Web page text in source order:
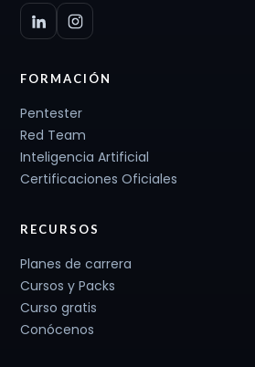
FORMACIÓN
Pentester
Red Team
Inteligencia Artificial
Certificaciones Oficiales
RECURSOS
Planes de carrera
Cursos y Packs
Curso gratis
Conócenos